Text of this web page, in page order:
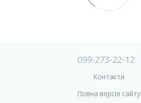
099-273-22-12
Контакти
Повна версія сайту